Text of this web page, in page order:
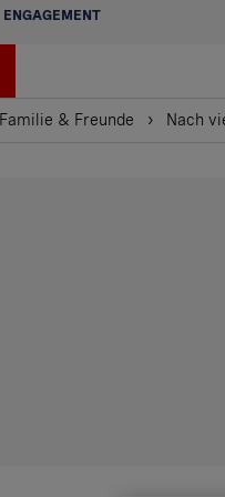
ENGAGEMENT
Familie & Freunde Nach